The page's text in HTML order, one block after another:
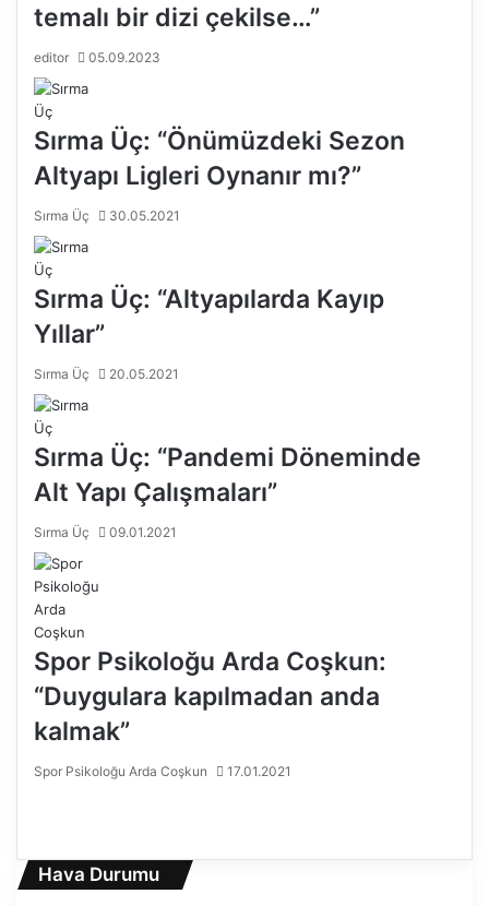
temalı bir dizi çekilse…”
editor 05.09.2023
Sırma Üç: “Önümüzdeki Sezon
Altyapı Ligleri Oynanır mı?”
Sırma Üç 30.05.2021
Sırma Üç: “Altyapılarda Kayıp
Yıllar”
Sırma Üç 20.05.2021
Sırma Üç: “Pandemi Döneminde
Alt Yapı Çalışmaları”
Sırma Üç 09.01.2021
Spor Psikoloğu Arda Coşkun:
“Duygulara kapılmadan anda
kalmak”
Spor Psikoloğu Arda Coşkun 17.01.2021
e
k
n
r
Hava Durumu